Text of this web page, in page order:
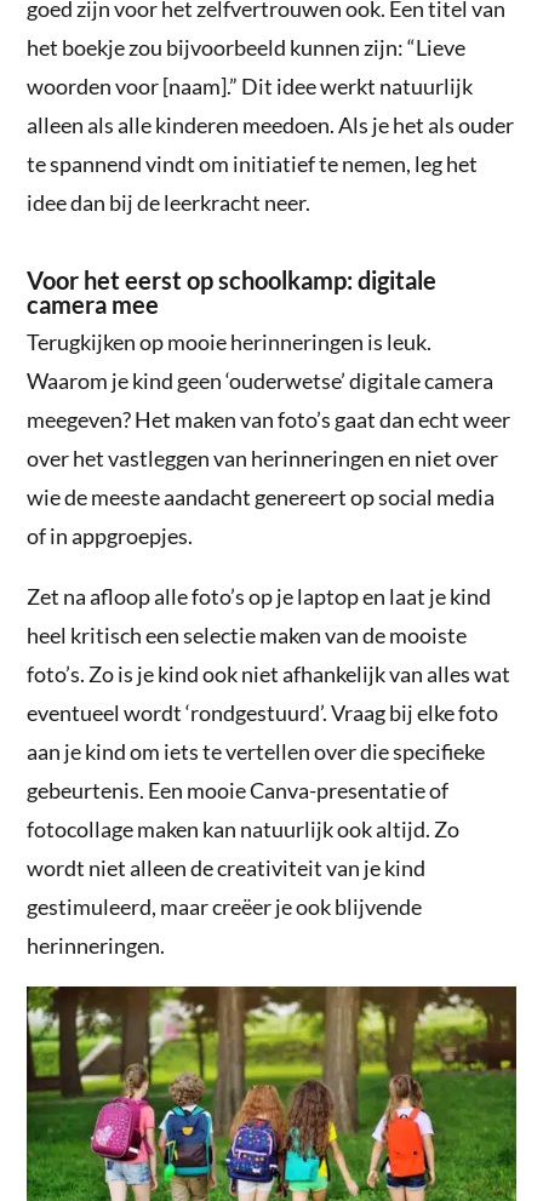
goed zijn voor het zelfvertrouwen ook. Een titel van
het boekje zou bijvoorbeeld kunnen zijn: “Lieve
woorden voor [naam].” Dit idee werkt natuurlijk
alleen als alle kinderen meedoen. Als je het als ouder
te spannend vindt om initiatief te nemen, leg het
idee dan bij de leerkracht neer.
Voor het eerst op schoolkamp: digitale
camera mee
Terugkijken op mooie herinneringen is leuk.
Waarom je kind geen ‘ouderwetse’ digitale camera
meegeven? Het maken van foto’s gaat dan echt weer
over het vastleggen van herinneringen en niet over
wie de meeste aandacht genereert op social media
of in appgroepjes.
Zet na afloop alle foto’s op je laptop en laat je kind
heel kritisch een selectie maken van de mooiste
foto’s. Zo is je kind ook niet afhankelijk van alles wat
eventueel wordt ‘rondgestuurd’. Vraag bij elke foto
aan je kind om iets te vertellen over die specifieke
gebeurtenis. Een mooie Canva-presentatie of
fotocollage maken kan natuurlijk ook altijd. Zo
wordt niet alleen de creativiteit van je kind
gestimuleerd, maar creëer je ook blijvende
herinneringen.